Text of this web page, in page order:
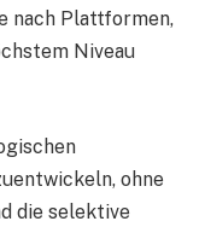
nach Plattformen,
Niveau
ohne
die selektive